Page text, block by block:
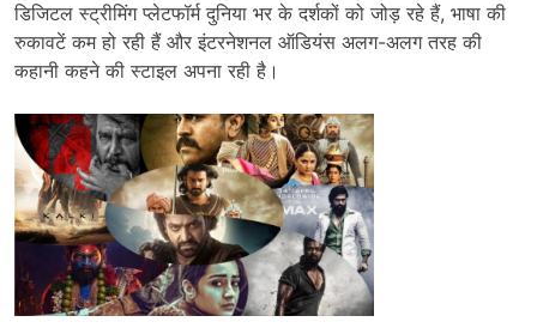
डिजिटल स्ट्रीमिंग प्लेटफॉर्म दुनिया भर के दर्शकों को जोड़ रहे हैं, भाषा की
रुकावटें कम हो रही हैं और इंटरनेशनल ऑडियंस अलग-अलग तरह की
कहानी कहने की स्टाइल अपना रही है।